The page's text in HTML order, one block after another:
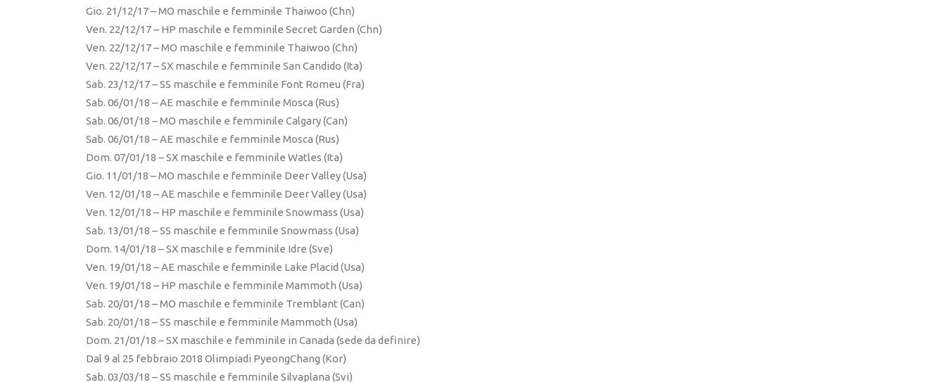
Gio. 21/12/17 – MO maschile e femminile Thaiwoo (Chn)
Ven. 22/12/17 – HP maschile e femminile Secret Garden (Chn)
Ven. 22/12/17 – MO maschile e femminile Thaiwoo (Chn)
Ven. 22/12/17 – SX maschile e femminile San Candido (Ita)
Sab. 23/12/17 – SS maschile e femminile Font Romeu (Fra)
Sab. 06/01/18 – AE maschile e femminile Mosca (Rus)
Sab. 06/01/18 – MO maschile e femminile Calgary (Can)
Sab. 06/01/18 – AE maschile e femminile Mosca (Rus)
Dom. 07/01/18 – SX maschile e femminile Watles (Ita)
Gio. 11/01/18 – MO maschile e femminile Deer Valley (Usa)
Ven. 12/01/18 – AE maschile e femminile Deer Valley (Usa)
Ven. 12/01/18 – HP maschile e femminile Snowmass (Usa)
Sab. 13/01/18 – SS maschile e femminile Snowmass (Usa)
Dom. 14/01/18 – SX maschile e femminile Idre (Sve)
Ven. 19/01/18 – AE maschile e femminile Lake Placid (Usa)
Ven. 19/01/18 – HP maschile e femminile Mammoth (Usa)
Sab. 20/01/18 – MO maschile e femminile Tremblant (Can)
Sab. 20/01/18 – SS maschile e femminile Mammoth (Usa)
Dom. 21/01/18 – SX maschile e femminile in Canada (sede da definire)
Dal 9 al 25 febbraio 2018 Olimpiadi PyeongChang (Kor)
Sab. 03/03/18 – SS maschile e femminile Silvaplana (Svi)